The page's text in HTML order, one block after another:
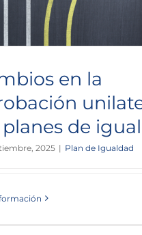
en la
planes de
2025 | Plan de Igualdad